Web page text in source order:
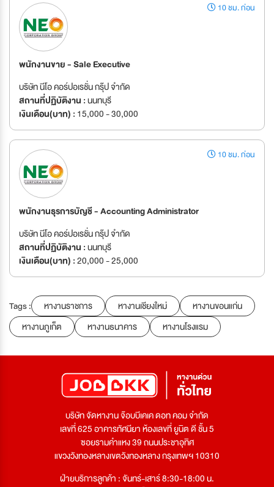
10 ชม. ก่อน
พนักงานขาย - Sale Executive
บริษัท นีโอ คอร์ปอเรชั่น กรุ๊ป จำกัด
สถานที่ปฏิบัติงาน :นนทบุรี
เงินเดือน(บาท) : 15,000 - 30,000
10 ชม. ก่อน
พนักงานธุรการบัญชี - Accounting Administrator
บริษัท นีโอ คอร์ปอเรชั่น กรุ๊ป จำกัด
สถานที่ปฏิบัติงาน :นนทบุรี
เงินเดือน(บาท) :20,000 - 25,000
Tags : หางานราชการ หางานเชียงใหม่
หางานขอนแก่น
หางานภูเก็ต
หางานธนาคาร หางานโรงแรม
บริษัท จัดหางาน จ๊อบบีเคเค ดอท คอม จำกัด
เลขที่ 625 อาคารทัศนียา ห้องเลขที่ ยูนิต ดี ชั้น 5
ซอยรามคำแหง 39 ถนนประชาอุทิศ
แขวงวังทองหลางเขตวังทองหลาง กรุงเทพฯ 10310
ฝ่ายบริการลูกค้า : จันทร์-เสาร์ 8:30-18:00 น.